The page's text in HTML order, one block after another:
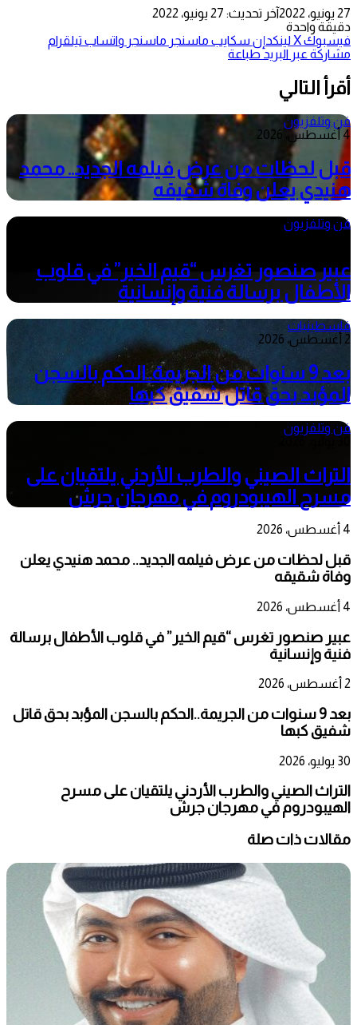
27 يونيو، 2022
آخر تحديث: 27 يونيو، 2022
دقيقة واحدة
فيسبوك‫Xلينكدإن سكايب ماسنجر ماسنجر واتساب تيلقرام
مشاركة عبر البريد طباعة
أقرأ التالي
فن وتلفزيون
4 أغسطس، 2026
قبل لحظات من عرض فيلمه الجديد.. محمد
هنيدي يعلن وفاة شقيقه
فن وتلفزيون
عبير صنصور تغرس “قيم الخير” في قلوب
الأطفال برسالة فنية وإنسانية
فلسطينيات
2 أغسطس، 2026
بعد 9 سنوات من الجريمة..الحكم بالسجن
المؤبد بحق قاتل شفيق كبها
فن وتلفزيون
التراث الصيني والطرب الأردني يلتقيان على
مسرح الهيبودروم في مهرجان جرش
4 أغسطس، 2026
قبل لحظات من عرض فيلمه الجديد.. محمد هنيدي يعلن
وفاة شقيقه
4 أغسطس، 2026
عبير صنصور تغرس “قيم الخير” في قلوب الأطفال برسالة
فنية وإنسانية
2 أغسطس، 2026
بعد 9 سنوات من الجريمة..الحكم بالسجن المؤبد بحق قاتل
شفيق كبها
30 يوليو، 2026
التراث الصيني والطرب الأردني يلتقيان على مسرح
الهيبودروم في مهرجان جرش
مقالات ذات صلة